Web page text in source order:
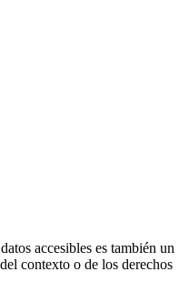
accesibles es también un
contexto o de los derechos